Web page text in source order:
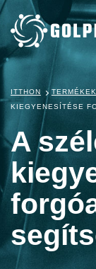
ITTHON TERMÉKEK
KIEGYENESÍTÉSE
A